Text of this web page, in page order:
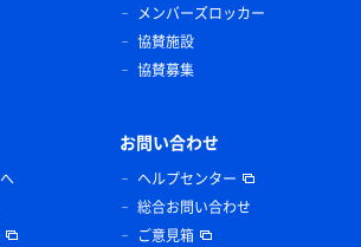
メンバーズロッカー
協賛施設
協賛募集
お問い合わせ
ヘルプセンター
総合お問い合わせ
ご意見箱